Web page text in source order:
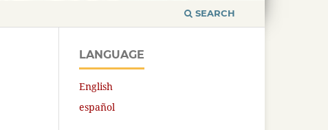
SEARCH
LANGUAGE
English
español